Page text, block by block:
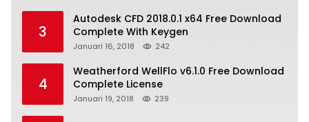
3
Autodesk CFD 2018.0.1 x64 Free Download
Complete With Keygen
Januari 16, 2018 242
4
Weatherford WellFlo v6.1.0 Free Download
Complete License
Januari 19, 2018 239